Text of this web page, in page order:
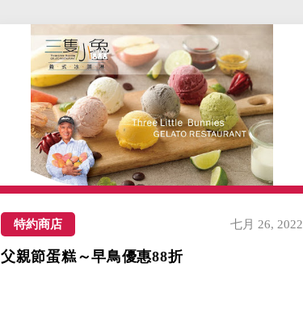
特約商店 七月 26, 2022
父親節蛋糕～早鳥優惠88折